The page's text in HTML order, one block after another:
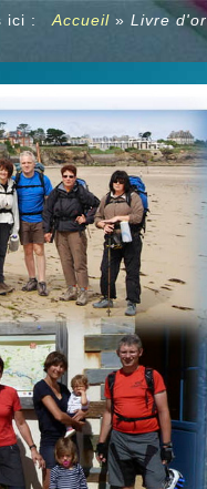
ici : Accueil » Livre d'or